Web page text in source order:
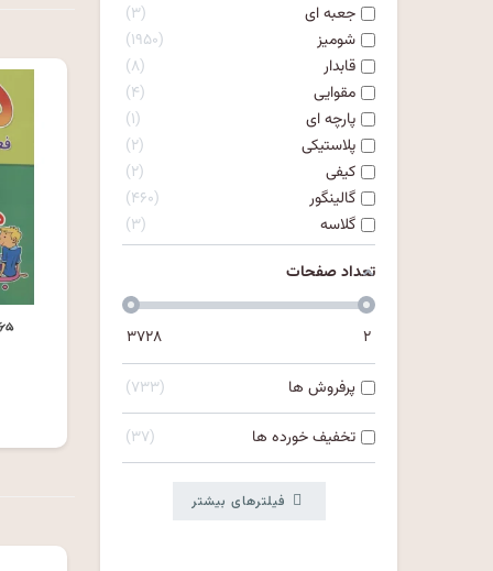
جعبه ای
۳
شومیز
۱۹۵۰
قابدار
۸
مقوایی
۴
پارچه ای
۱
پلاستیکی
۲
کیفی
۲
گالینگور
۴۶۰
گلاسه
۳
تعداد صفحات
۲ ۳۷۲۸
پرفروش ها ۷۳۳
تخفیف خورده ها ۳۷
فیلترهای بیشتر
۳۶۵